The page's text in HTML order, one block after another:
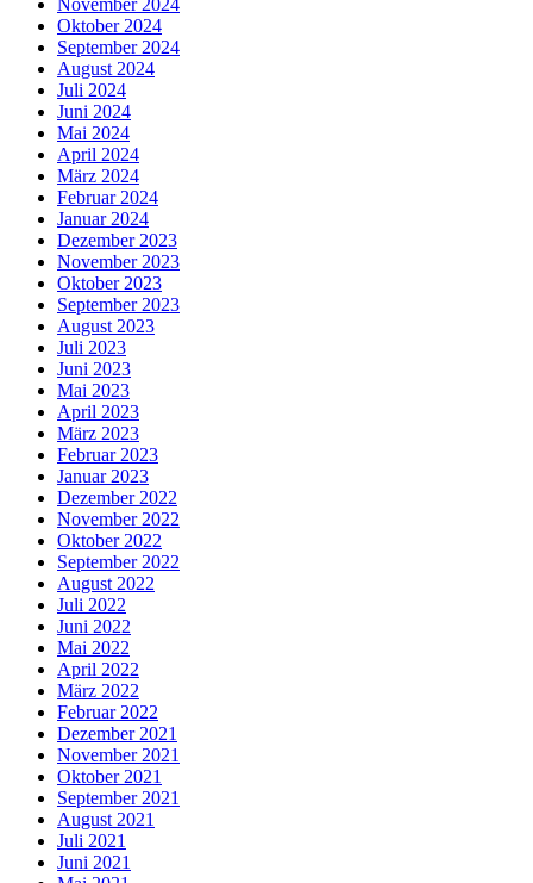
November 2024
Oktober 2024
September 2024
August 2024
Juli 2024
Juni 2024
Mai 2024
April 2024
März 2024
Februar 2024
Januar 2024
Dezember 2023
November 2023
Oktober 2023
September 2023
August 2023
Juli 2023
Juni 2023
Mai 2023
April 2023
März 2023
Februar 2023
Januar 2023
Dezember 2022
November 2022
Oktober 2022
September 2022
August 2022
Juli 2022
Juni 2022
Mai 2022
April 2022
März 2022
Februar 2022
Dezember 2021
November 2021
Oktober 2021
September 2021
August 2021
Juli 2021
Juni 2021